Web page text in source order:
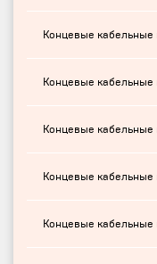
Концевые кабельные
Концевые
Концевые
Концевые кабельные
Концевые кабельные